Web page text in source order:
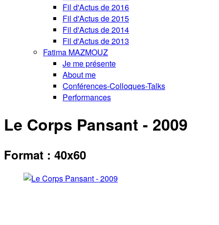
Fil d'Actus de 2016
Fil d'Actus de 2015
Fil d'Actus de 2014
Fil d'Actus de 2013
Fatima MAZMOUZ
Je me présente
About me
Conférences-Colloques-Talks
Performances
Le Corps Pansant - 2009
Format : 40x60